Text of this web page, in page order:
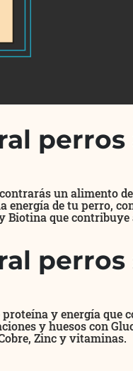
perros
un alimento
de tu perro,
que contribuye
perros
y energía que
y huesos con
Zinc y vitaminas.